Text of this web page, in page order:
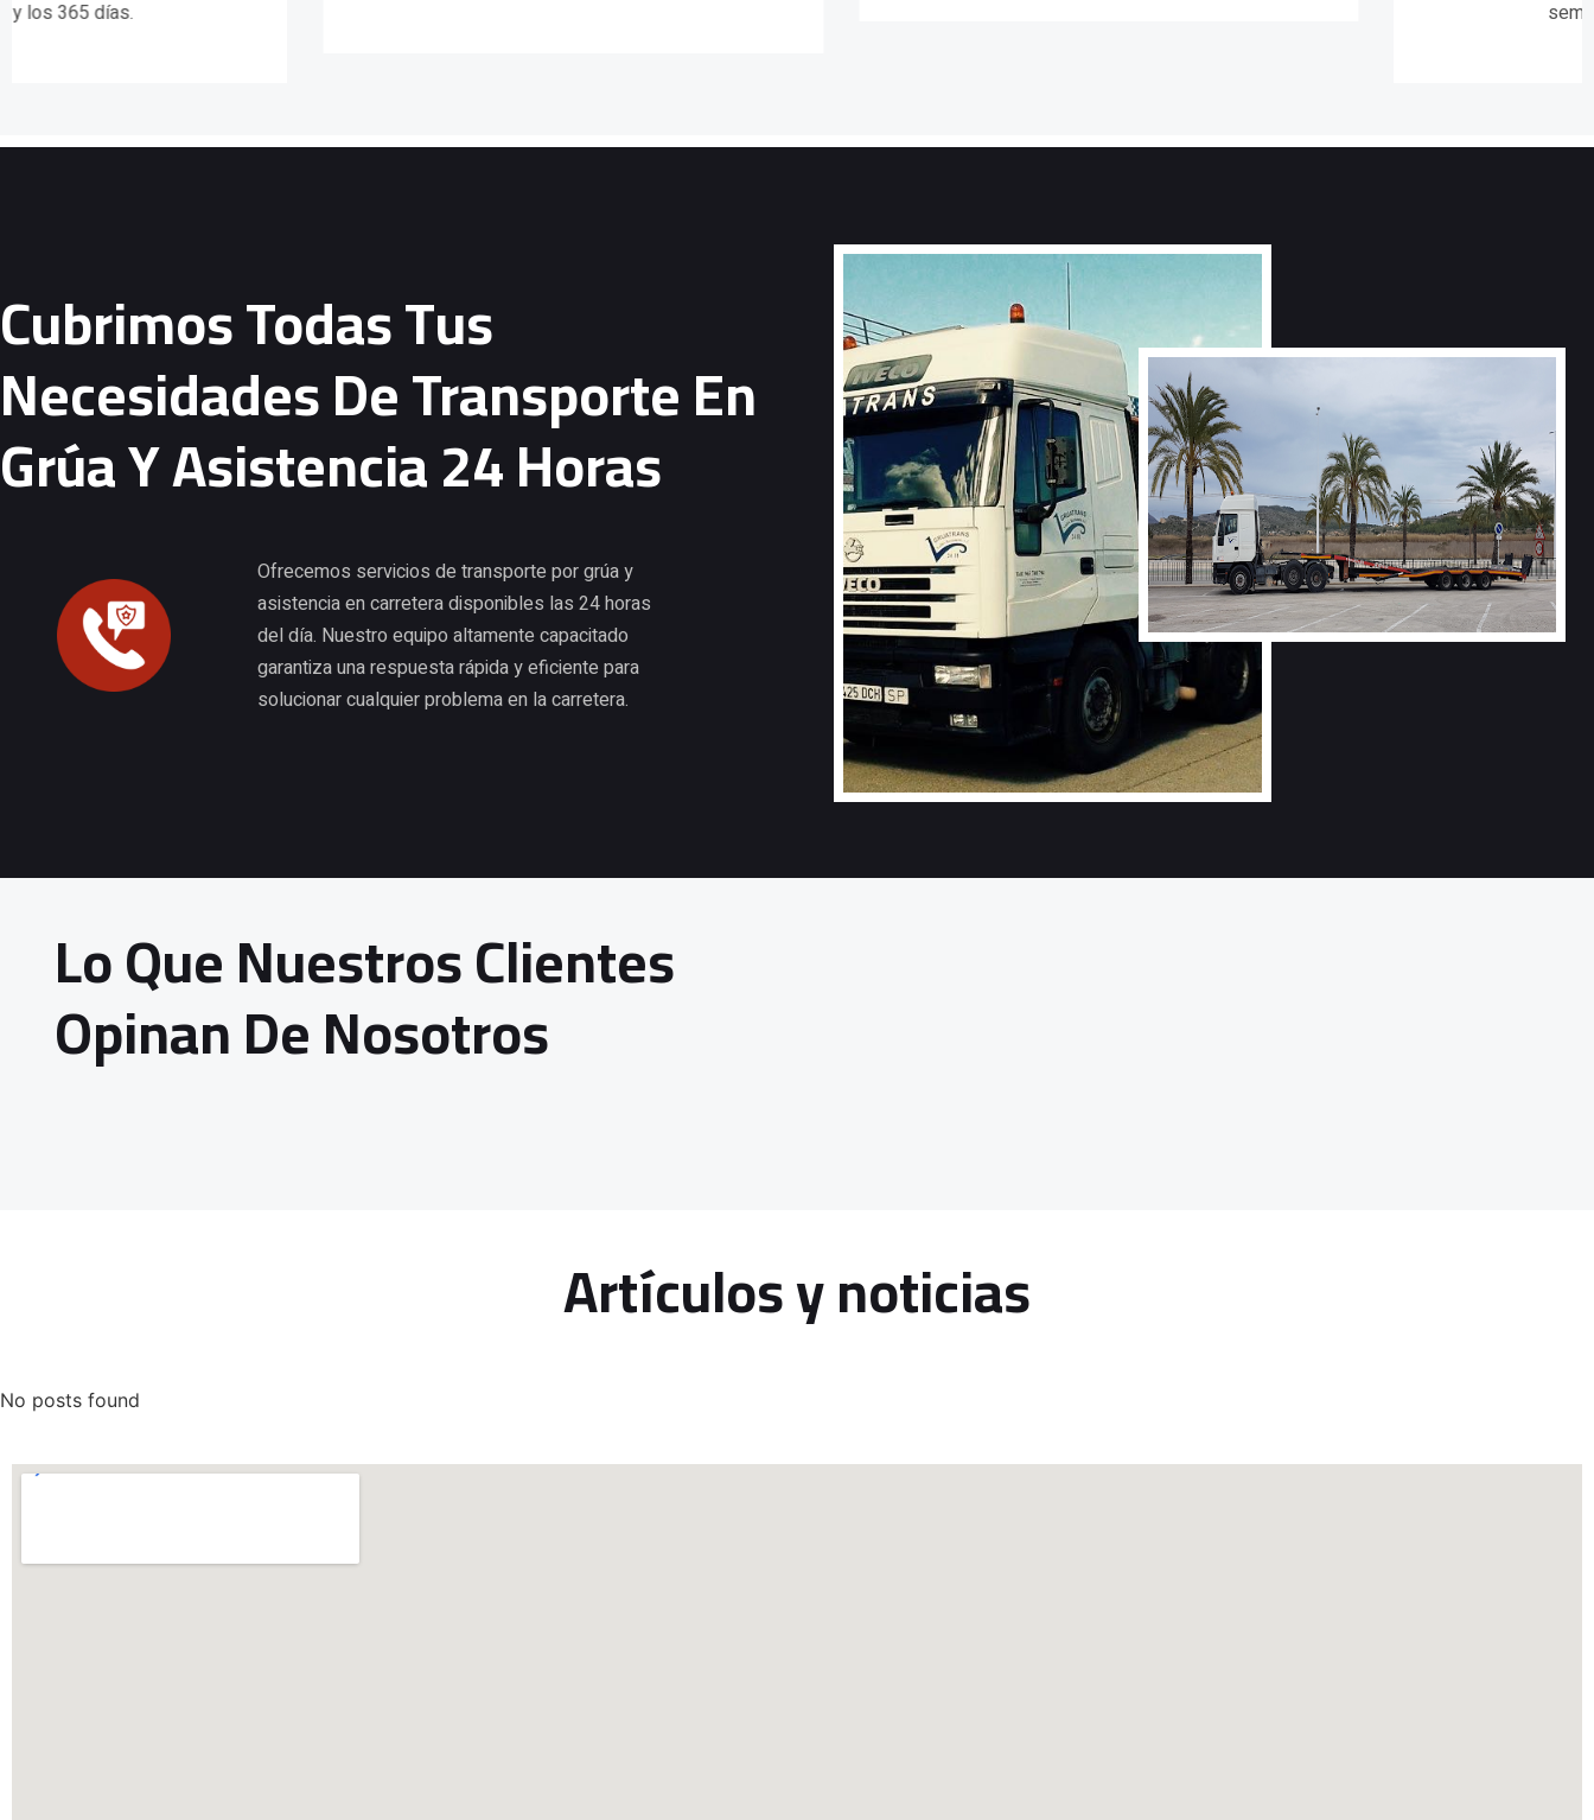
Cubrimos Todas Tus
Necesidades De Transporte En
Grúa Y Asistencia 24 Horas
Ofrecemos servicios de transporte por grúa y
asistencia en carretera disponibles las 24 horas
del día. Nuestro equipo altamente capacitado
garantiza una respuesta rápida y eficiente para
solucionar cualquier problema en la carretera.
Lo Que Nuestros Clientes
Opinan De Nosotros
Artículos y noticias
No posts found